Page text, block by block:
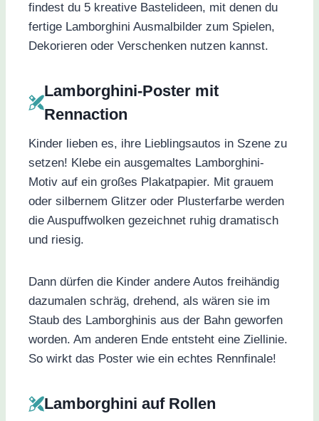
findest du 5 kreative Bastelideen, mit denen du
fertige Lamborghini Ausmalbilder zum Spielen,
Dekorieren oder Verschenken nutzen kannst.
Lamborghini-Poster mit
Rennaction
Kinder lieben es, ihre Lieblingsautos in Szene zu
setzen! Klebe ein ausgemaltes Lamborghini-
Motiv auf ein großes Plakatpapier. Mit grauem
oder silbernem Glitzer oder Plusterfarbe werden
die Auspuffwolken gezeichnet ruhig dramatisch
und riesig.
Dann dürfen die Kinder andere Autos freihändig
dazumalen schräg, drehend, als wären sie im
Staub des Lamborghinis aus der Bahn geworfen
worden. Am anderen Ende entsteht eine Ziellinie.
So wirkt das Poster wie ein echtes Rennfinale!
Lamborghini auf Rollen